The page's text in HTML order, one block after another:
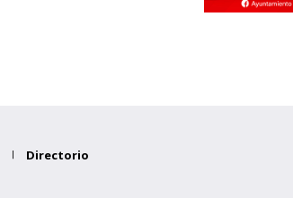
Directorio